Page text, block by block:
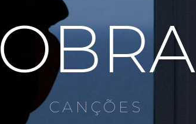
OBRA
CANÇÕES